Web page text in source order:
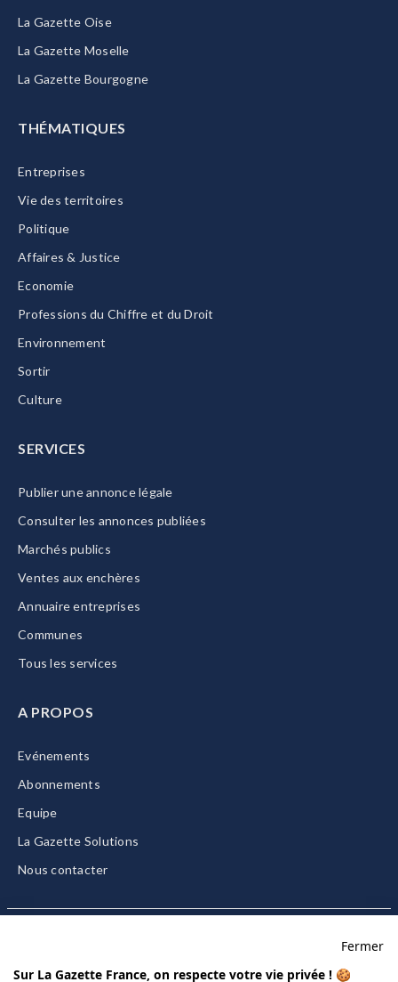
La Gazette Oise
La Gazette Moselle
La Gazette Bourgogne
THÉMATIQUES
Entreprises
Vie des territoires
Politique
Affaires & Justice
Economie
Professions du Chiffre et du Droit
Environnement
Sortir
Culture
SERVICES
Publier une annonce légale
Consulter les annonces publiées
Marchés publics
Ventes aux enchères
Annuaire entreprises
Communes
Tous les services
A PROPOS
Evénements
Abonnements
Equipe
La Gazette Solutions
Nous contacter
Fermer
Sur La Gazette France, on respecte votre vie privée ! 🍪